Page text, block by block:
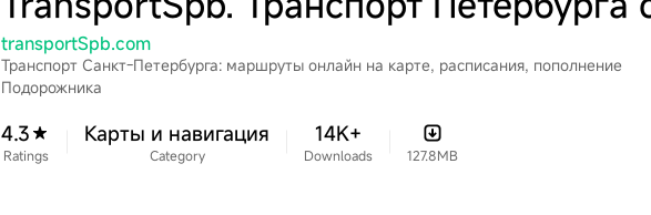
transportSpb.com
Транспорт Санкт-Петербурга: маршруты онлайн на карте, расписания, пополнение
Подорожника
4.3
Ratings
Карты и навигация
Category
14K+
Downloads 127.8MB